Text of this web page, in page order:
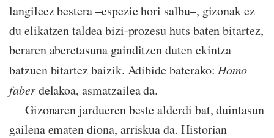
langileez bestera –espezie hori salbu–, gizonak ez
du elikatzen taldea bizi-prozesu huts baten bitartez,
beraren aberetasuna gainditzen duten ekintza
batzuen bitartez baizik. Adibide baterako:Homo
faberdelakoa, asmatzailea da.
Gizonaren jardueren beste alderdi bat, duintasun
gailena ematen diona, arriskua da. Historian